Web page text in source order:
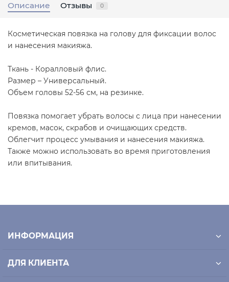
Описание Отзывы 0
Косметическая повязка на голову для фиксации волос
и нанесения макияжа.
Ткань - Коралловый флис.
Размер – Универсальный.
Объем головы 52-56 см, на резинке.
Повязка помогает убрать волосы с лица при нанесении
кремов, масок, скрабов и очищающих средств.
Облегчит процесс умывания и нанесения макияжа.
Также можно использовать во время приготовления
или впитывания.
ИНФОРМАЦИЯ
ДЛЯ КЛИЕНТА